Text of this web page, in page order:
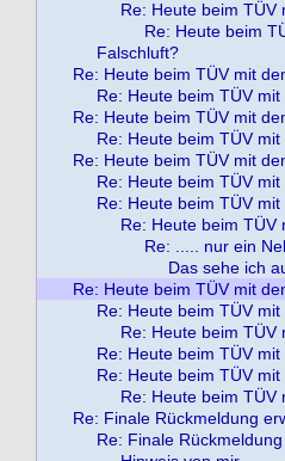
Re: Heute beim TÜV
Re: Heute beim
Falschluft?
Re: Heute beim TÜV mit
Re: Heute beim TÜV
Re: Heute beim TÜV mit
Re: Heute beim TÜV
Re: Heute beim TÜV mit
Re: Heute beim TÜV
Re: Heute beim TÜV
Re: Heute beim TÜV
Re: ..... nur ein
Das sehe ich
Re: Heute beim TÜV mit
Re: Heute beim TÜV
Re: Heute beim TÜV
Re: Heute beim TÜV
Re: Heute beim TÜV
Re: Heute beim TÜV
Re: Finale Rückmeldung
Re: Finale